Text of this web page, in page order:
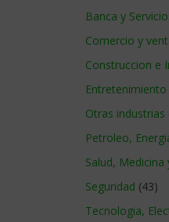
Banca y
Comercio y
Construccion e
Entretenimiento
Otras industrias
Petroleo,
Salud, Medicina
Seguridad (43)
Tecnologia,